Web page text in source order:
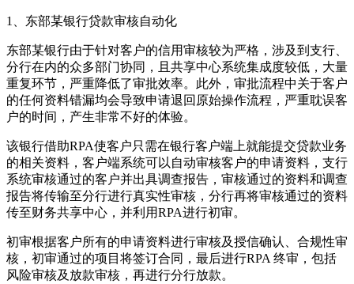
1、东部某银行贷款审核自动化
东部某银行由于针对客户的信用审核较为严格，涉及到支行、
分行在内的众多部门协同，且共享中心系统集成度较低，大量
重复环节，严重降低了审批效率。此外，审批流程中关于客户
的任何资料错漏均会导致申请退回原始操作流程，严重耽误客
户的时间，产生非常不好的体验。
该银行借助RPA使客户只需在银行客户端上就能提交贷款业务
的相关资料，客户端系统可以自动审核客户的申请资料，支行
系统审核通过的客户并出具调查报告，审核通过的资料和调查
报告将传输至分行进行真实性审核，分行再将审核通过的资料
传至财务共享中心，并利用RPA进行初审。
初审根据客户所有的申请资料进行审核及授信确认、合规性审
核，初审通过的项目将签订合同，最后进行RPA 终审，包括
风险审核及放款审核，再进行分行放款。